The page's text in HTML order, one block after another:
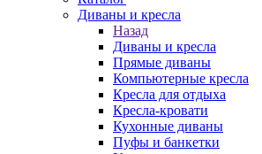
Диваны и кресла
Назад
Диваны и кресла
Прямые диваны
Компьютерные кресла
Кресла для отдыха
Кресла-кровати
Кухонные диваны
Пуфы и банкетки